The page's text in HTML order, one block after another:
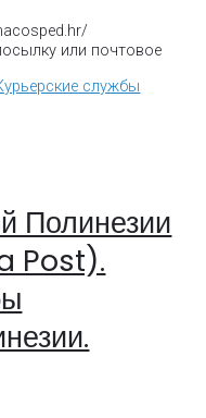
или почтовое
службы
Полинезии
Post).